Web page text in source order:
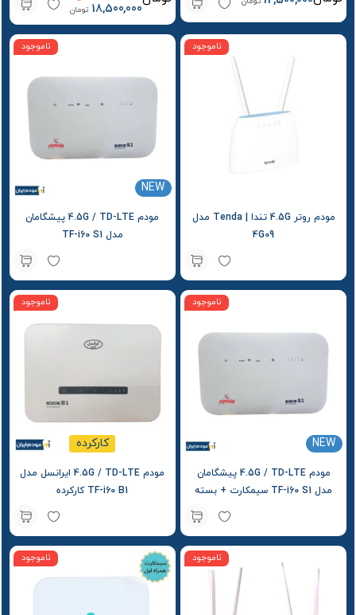
18,500,000 تومان
ناموجود
مودم روتر 4.5G تندا | Tenda مدل
4G09
ناموجود
NEW
مودم 4.5G / TD-LTE پیشگامان
مدل TF-i60 S1
ناموجود
NEW
مودم 4.5G / TD-LTE پیشگامان
مدل TF-i60 S1 سیمکارت + بسته
ناموجود
کارکرده
مودم 4.5G / TD-LTE ایرانسل مدل
TF-i60 B1 کارکرده
ناموجود ناموجود